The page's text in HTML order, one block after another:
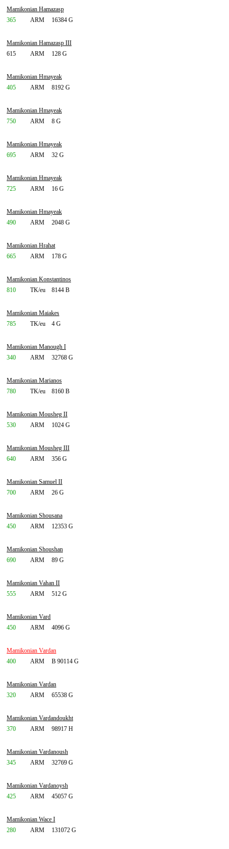
Mamikonian Hamazasp
365
ARM 16384 G
Mamikonian Hamazasp III
615
ARM 128 G
Mamikonian Hmayeak
405
ARM 8192 G
Mamikonian Hmayeak
750
ARM 8 G
Mamikonian Hmayeak
695
ARM 32 G
Mamikonian Hmayeak
725
ARM 16 G
Mamikonian Hmayeak
490
ARM 2048 G
Mamikonian Hrahat
665
ARM 178 G
Mamikonian Konstantinos
810
TK/eu 8144 B
Mamikonian Maiakes
785
TK/eu 4 G
Mamikonian Manough I
340
ARM 32768 G
Mamikonian Marianos
780
TK/eu 8160 B
Mamikonian Mousheg II
530
ARM 1024 G
Mamikonian Mousheg III
640
ARM 356 G
Mamikonian Samuel II
700
ARM 26 G
Mamikonian Shousana
450
ARM 12353 G
Mamikonian Shoushan
690
ARM 89 G
Mamikonian Vahan II
555
ARM 512 G
Mamikonian Vard
450
ARM 4096 G
Mamikonian Vardan
400
ARM B 90114 G
Mamikonian Vardan
320
ARM 65538 G
Mamikonian Vardandoukht
370
ARM 98917 H
Mamikonian Vardanoush
345
ARM 32769 G
Mamikonian Vardanoysh
425
ARM 45057 G
Mamikonian Wace I
280
ARM 131072 G